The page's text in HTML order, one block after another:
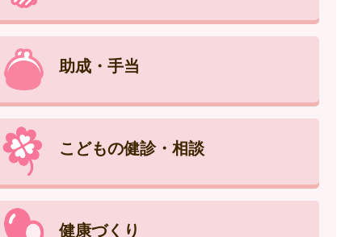
助成・手当
こどもの健診・相談
健康づくり